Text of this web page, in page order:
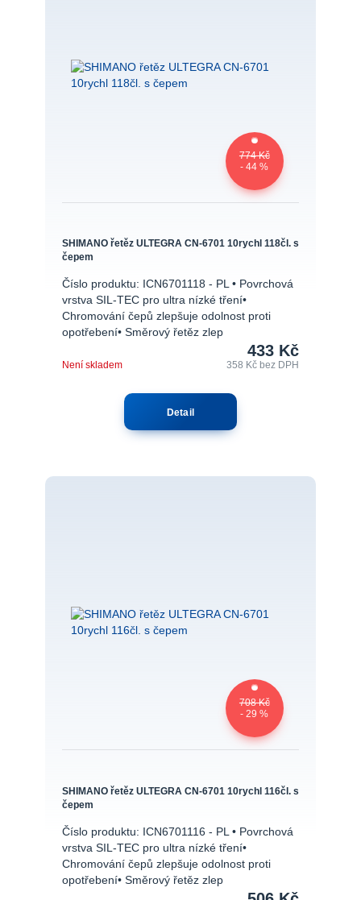
774 Kč
- 44 %
SHIMANO řetěz ULTEGRA CN-6701 10rychl 118čl. s
čepem
Číslo produktu: ICN6701118 - PL • Povrchová
vrstva SIL-TEC pro ultra nízké tření•
Chromování čepů zlepšuje odolnost proti
opotřebení• Směrový řetěz zlep
433 Kč
358 Kč bez DPH
Není skladem
Detail
708 Kč
- 29 %
SHIMANO řetěz ULTEGRA CN-6701 10rychl 116čl. s
čepem
Číslo produktu: ICN6701116 - PL • Povrchová
vrstva SIL-TEC pro ultra nízké tření•
Chromování čepů zlepšuje odolnost proti
opotřebení• Směrový řetěz zlep